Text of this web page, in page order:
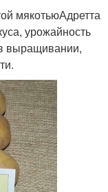
мякотьюАдретта
урожайность
выращивании,